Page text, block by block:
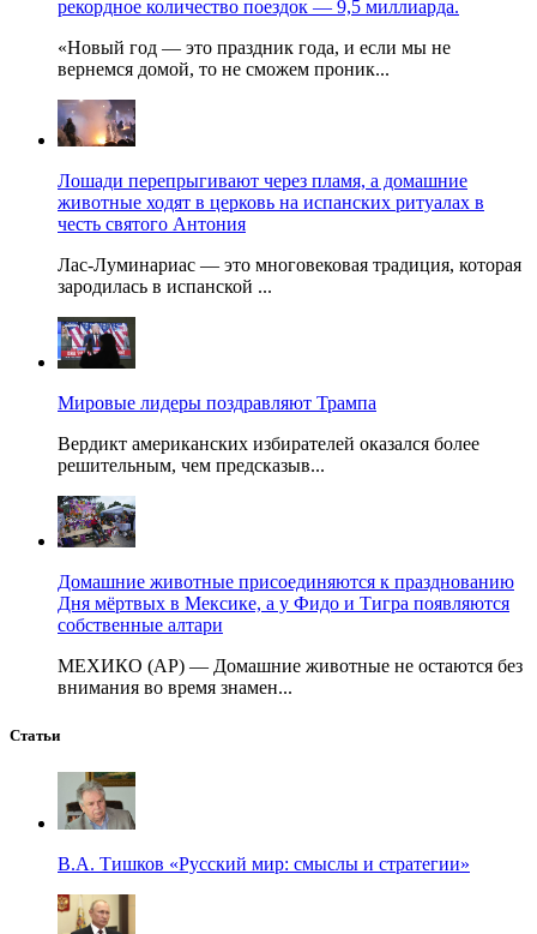
рекордное количество поездок — 9,5 миллиарда.
«Новый год — это праздник года, и если мы не
вернемся домой, то не сможем проник...
Лошади перепрыгивают через пламя, а домашние
животные ходят в церковь на испанских ритуалах в
честь святого Антония
Лас-Луминариас — это многовековая традиция, которая
зародилась в испанской ...
Мировые лидеры поздравляют Трампа
Вердикт американских избирателей оказался более
решительным, чем предсказыв...
Домашние животные присоединяются к празднованию
Дня мёртвых в Мексике, а у Фидо и Тигра появляются
собственные алтари
МЕХИКО (AP) — Домашние животные не остаются без
внимания во время знамен...
Статьи
В.А. Тишков «Русский мир: смыслы и стратегии»